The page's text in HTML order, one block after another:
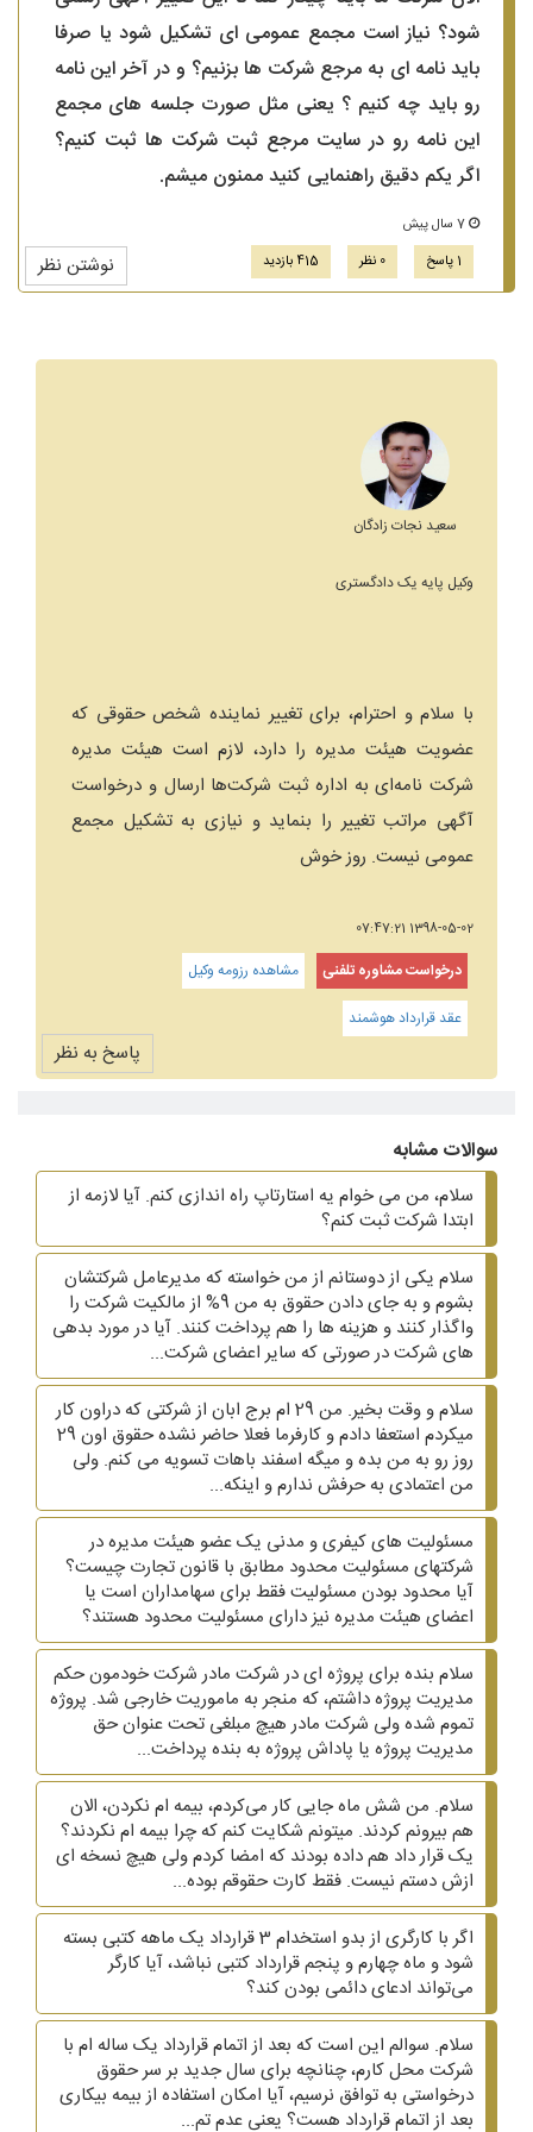
شود؟ نیاز است مجمع عمومی ای تشکیل شود یا صرفا
باید نامه ای به مرجع شرکت ها بزنیم؟ و در آخر این نامه
رو باید چه کنیم ؟ یعنی مثل صورت جلسه های مجمع
این نامه رو در سایت مرجع ثبت شرکت ها ثبت کنیم؟
اگر یکم دقیق راهنمایی کنید ممنون میشم.
1 پاسخ
0 نظر 415 بازدید نوشتن نظر
سعید نجات زادگان
وکیل پایه یک دادگستری
با سلام و احترام، برای تغییر نماینده شخص حقوقی که
عضویت هیئت مدیره را دارد، لازم است هیئت مدیره
شرکت نامه‌ای به اداره ثبت شرکت‌ها ارسال و درخواست
آگهی مراتب تغییر را بنماید و نیازی به تشکیل مجمع
عمومی نیست. روز خوش
1398-05-02 07:47:21
درخواست مشاوره تلفنی
مشاهده رزومه وکیل
عقد قرارداد هوشمند
پاسخ به نظر
سوالات مشابه
سلام، من می خوام یه استارتاپ راه اندازی کنم. آیا لازمه از
ابتدا شرکت ثبت کنم؟
سلام یکی از دوستانم از من خواسته که مدیرعامل شرکتشان
بشوم و به جای دادن حقوق به من 9% از مالکیت شرکت را
واگذار کنند و هزینه ها را هم پرداخت کنند. آیا در مورد بدهی
های شرکت در صورتی که سایر اعضای شرکت...
سلام و وقت بخیر. من 29 ام برج ابان از شرکتی که دراون کار
میکردم استعفا دادم و کارفرما فعلا حاضر نشده حقوق اون 29
روز رو به من بده و میگه اسفند باهات تسویه می کنم. ولی
من اعتمادی به حرفش ندارم و اینکه...
مسئولیت های کیفری و مدنی یک عضو هیئت مدیره در
شرکتهای مسئولیت محدود مطابق با قانون تجارت چیست؟
آیا محدود بودن مسئولیت فقط برای سهامداران است یا
اعضای هیئت مدیره نیز دارای مسئولیت محدود هستند؟
سلام بنده برای پروژه ای در شرکت مادر شرکت خودمون حکم
مدیریت پروژه داشتم، که منجر به ماموریت خارجی شد. پروژه
تموم شده ولی شرکت مادر هیچ مبلغی تحت عنوان حق
مدیریت پروژه یا پاداش پروژه به بنده پرداخت...
سلام. من شش ماه جایی کار می‌کردم، بیمه ام نکردن، الان
هم بیرونم کردند. میتونم شکایت کنم که چرا بیمه ام نکردند؟
یک قرار داد هم داده بودند که امضا کردم ولی هیچ نسخه ای
ازش دستم نیست. فقط کارت حقوقم بوده...
اگر با کارگری از بدو استخدام 3 قرارداد یک ماهه کتبی بسته
شود و ماه چهارم و پنجم قرارداد کتبی نباشد، آیا کارگر
می‌تواند ادعای دائمی بودن کند؟
سلام. سوالم این است که بعد از اتمام قرارداد یک ساله ام با
شرکت محل کارم، چنانچه برای سال جدید بر سر حقوق
درخواستی به توافق نرسیم، آیا امکان استفاده از بیمه بیکاری
بعد از اتمام قرارداد هست؟ یعنی عدم تم...